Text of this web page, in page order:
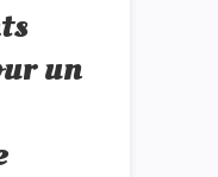
un